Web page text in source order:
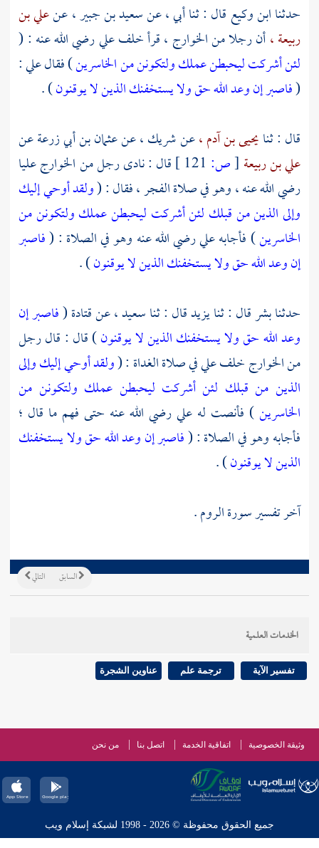
حدثناابن وكيع قال : ثنا أبي ، عنسعيد بن جبير ،عنعلي بن
ربيعة ،أن رجلا منالخوارج ،قرأ خلفعليرضي الله عنه : (
لئن أشركت ليحبطن عملك ولتكونن من الخاسرين) فقالعلي:
(فاصبر إن وعد الله حق ولا يستخفنك الذين لا يوقنون) .
قال : ثنايحيى بن آدم ،عنشريك ،عنعثمان بن أبي زرعةعن
علي بن ربيعة [ص: قال : نادى رجل منالخوارجعليا
رضي الله عنه ، وهو في صلاة الفجر ، فقال : (ولقد أوحي إليك
وإلى الذين من قبلك لئن أشركت ليحبطن عملك ولتكونن من
الخاسرين) فأجابهعليرضي الله عنه وهو في الصلاة : (فاصبر
إن وعد الله حق ولا يستخفنك الذين لا يوقنون) .
حدثنابشرقال : ثنايزيدقال : ثناسعيد ،عنقتادة(فاصبر إن
وعد الله حق ولا يستخفنك الذين لا يوقنون) قال : قال رجل
منالخوارجخلفعليفي صلاة الغداة : (ولقد أوحي إليك وإلى
الذين من قبلك لئن أشركت ليحبطن عملك ولتكونن من
الخاسرين) فأنصت لهعليرضي الله عنه حتى فهم ما قال ؛
فأجابه وهو في الصلاة : (فاصبر إن وعد الله حق ولا يستخفنك
الذين لا يوقنون) .
آخر تفسير سورة الروم .
التالي السابق
الخدمات العلمية
تفسير الآية ترجمة علم عناوين الشجرة
وثيقة الخصوصية اتفاقية الخدمة اتصل بنا من نحن
جميع الحقوق محفوظة © 2026 - 1998 لشبكة إسلام ويب